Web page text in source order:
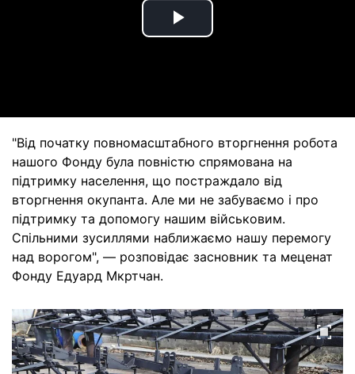
Play
"Від початку повномасштабного вторгнення робота
нашого Фонду була повністю спрямована на
підтримку населення, що постраждало від
вторгнення окупанта. Але ми не забуваємо і про
підтримку та допомогу нашим військовим.
Спільними зусиллями наближаємо нашу перемогу
над ворогом", — розповідає засновник та меценат
Фонду Едуард Мкртчан.